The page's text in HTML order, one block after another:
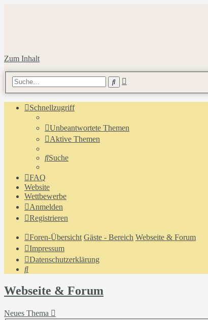
Zum Inhalt
Suche
Schnellzugriff
Unbeantwortete Themen
Aktive Themen
Suche
FAQ
Website
Wettbewerbe
Anmelden
Registrieren
Foren-Übersicht Gäste - Bereich Webseite & Forum
Impressum
Datenschutzerklärung
Suche
Webseite & Forum
Neues Thema